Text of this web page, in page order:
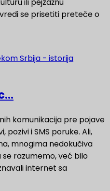
ili pejzažnu
se prisetiti preteče o
Srbija - istorija
komunikacija pre pojave
pozivi i SMS poruke. Ali,
mnogima nedokučiva
razumemo, već bilo
internet sa